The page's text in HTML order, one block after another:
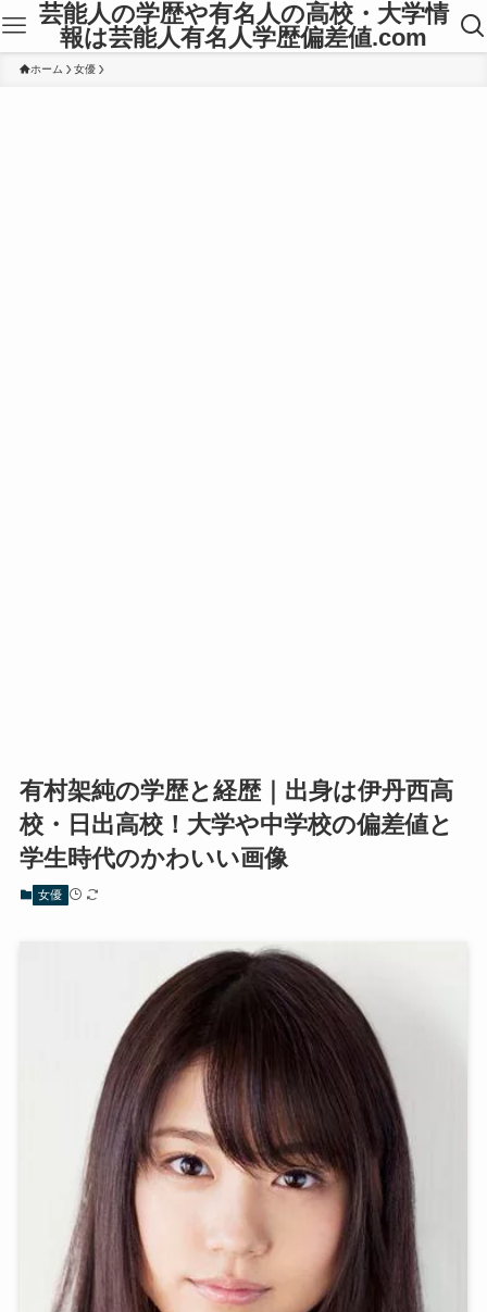
芸能人の学歴や有名人の高校・大学情
報は芸能人有名人学歴偏差値.com
ホーム 女優
有村架純の学歴と経歴｜出身は伊丹西高
校・日出高校！大学や中学校の偏差値と
学生時代のかわいい画像
女優